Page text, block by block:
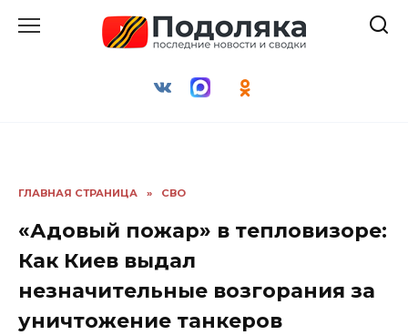
ГЛАВНАЯ СТРАНИЦА » СВО
«Адовый пожар» в тепловизоре:
Как Киев выдал
незначительные возгорания за
уничтожение танкеров